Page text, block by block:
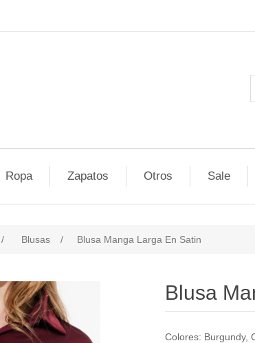
Ropa Zapatos Otros Sale
/ Blusas / Blusa Manga Larga En Satin
Blusa
Colores: Burgundy,